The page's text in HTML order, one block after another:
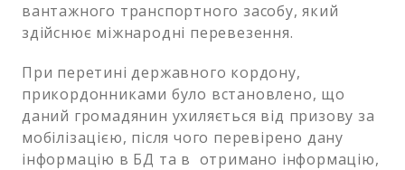
вантажного транспортного засобу, який
здійснює міжнародні перевезення.
При перетині державного кордону,
прикордонниками було встановлено, що
даний громадянин ухиляється від призову за
мобілізацією, після чого перевірено дану
інформацію в БД та в отримано інформацію,